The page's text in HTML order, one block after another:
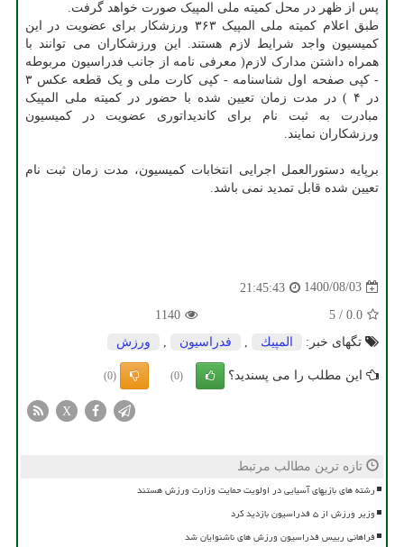
پس از ظهر در محل کمیته ملی المپیک صورت خواهد گرفت.
طبق اعلام کمیته ملی المپیک ۳۶۳ ورزشکار برای عضویت در این
کمیسیون واجد شرایط لازم هستند. این ورزشکاران می توانند با
همراه داشتن مدارک لازم( معرفی نامه از جانب فدراسیون مربوطه
- کپی صفحه اول شناسنامه - کپی کارت ملی و یک قطعه عکس ۳
در ۴ ) در مدت زمان تعیین شده با حضور در کمیته ملی المپیک
مبادرت به ثبت نام برای کاندیداتوری عضویت در کمیسیون
ورزشکاران نمایند.
برپایه دستورالعمل اجرایی انتخابات کمیسیون، مدت زمان ثبت نام
تعیین شده قابل تمدید نمی باشد.
1400/08/03
21:45:43
0.0
/
5
1140
تگهای خبر:
المپیك فدراسیون ورزش
این مطلب را می پسندید؟ (0)
(0)
X
تازه ترین مطالب مرتبط
رشته های بازیهای آسیایی در اولویت حمایت وزارت ورزش هستند
وزیر ورزش از ۵ فدراسیون بازدید کرد
فراهانی رییس فدراسیون ورزش های ناشنوایان شد